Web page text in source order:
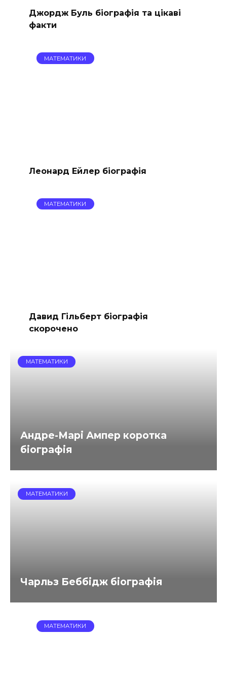
Джордж Буль біографія та цікаві
факти
МАТЕМАТИКИ
Леонард Ейлер біографія
МАТЕМАТИКИ
Давид Гільберт біографія
скорочено
МАТЕМАТИКИ
Андре-Марі Ампер коротка
біографія
МАТЕМАТИКИ
Чарльз Беббідж біографія
МАТЕМАТИКИ